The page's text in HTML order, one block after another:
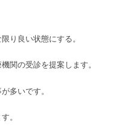
り良い状態にする。
関の受診を提案します。
多いです。
。